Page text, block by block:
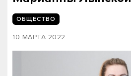
ОБЩЕСТВО
10 МАРТА 2022